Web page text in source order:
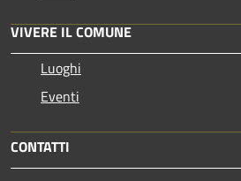
VIVERE IL COMUNE
Luoghi
Eventi
CONTATTI